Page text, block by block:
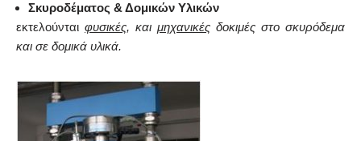
Σκυροδέματος & Δομικών Υλικών
εκτελούνται φυσικές, και μηχανικές δοκιμές στο σκυρόδεμα
και σε δομικά υλικά.